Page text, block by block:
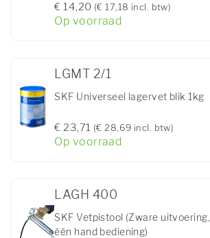
€ 14,20 (€ 17,18 incl. btw)
Op voorraad
LGMT 2/1
SKF Universeel lagervet blik 1kg
€ 23,71 (€ 28,69 incl. btw)
Op voorraad
LAGH 400
SKF Vetpistool (Zware uitvoering,
één hand bediening)